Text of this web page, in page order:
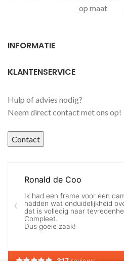
op maat
INFORMATIE
KLANTENSERVICE
Hulp of advies nodig?
Neem direct contact met ons op!
Contact